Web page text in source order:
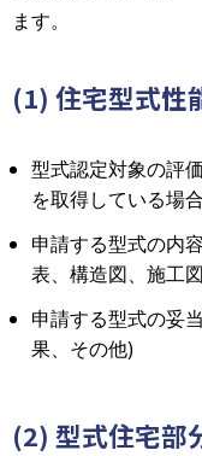
ます。
(1) 住宅型式性
型式認定対象の評
を取得している場
申請する型式の内
表、構造図、施工
申請する型式の妥
果、その他)
(2) 型式住宅部